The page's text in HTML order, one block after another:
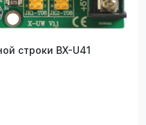
строки BX-U41